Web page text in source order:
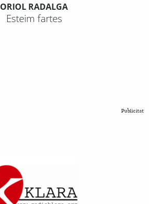
ORIOL RADALGA
Esteim fartes
Publicitat